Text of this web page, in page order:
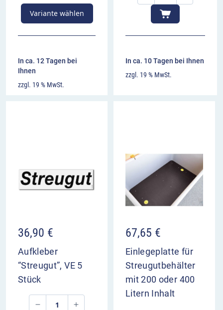
Variante wählen
In ca. 12 Tagen bei
Ihnen
zzgl. 19 % MwSt.
In ca. 10 Tagen bei Ihnen
zzgl. 19 % MwSt.
36,90 €
Aufkleber
“Streugut”, VE 5
Stück
67,65 €
Einlegeplatte für
Streugutbehälter
mit 200 oder 400
Litern Inhalt